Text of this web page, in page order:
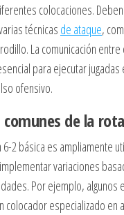
colocaciones.
técnicas de ataque,
La comunicación
para ejecutar jugadas
ofensivo.
de la
2 básica es ampliamente
variaciones
Por ejemplo, algunos
colocador especializado en